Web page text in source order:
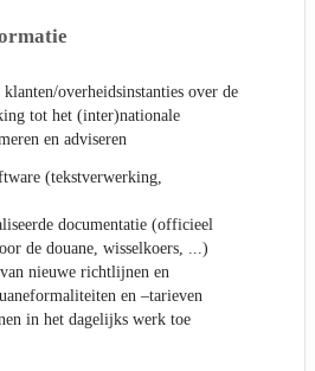
overheidsinstanties over de
tot het (inter)nationale
en adviseren
(tekstverwerking,
documentatie (officieel
de douane, wisselkoers, ...)
nieuwe richtlijnen en
en –tarieven
in het dagelijks werk toe